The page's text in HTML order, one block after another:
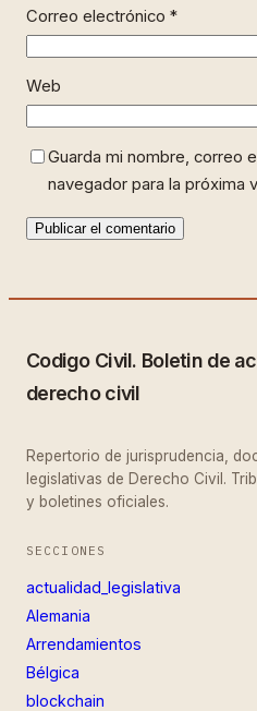
Correo electrónico *
Web
Guarda mi nombre, correo
navegador para la próxima
Codigo Civil. Boletin de
derecho civil
Repertorio de jurisprudencia,
legislativas de Derecho Civil.
y boletines oficiales.
SECCIONES
actualidad_legislativa
Alemania
Arrendamientos
Bélgica
blockchain